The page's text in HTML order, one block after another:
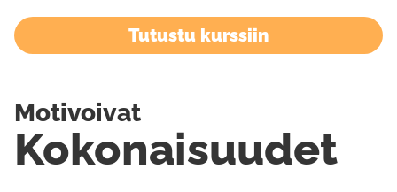
Tutustu kurssiin
Kokonaisuudet
Motivoivat